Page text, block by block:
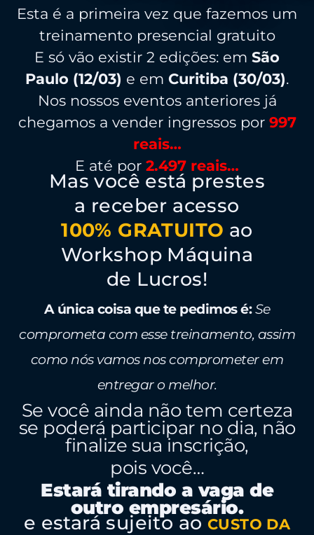
Esta é a primeira vez que fazemos um
treinamento presencial gratuito
E só vão existir 2 edições: em São
Paulo (12/03) e em Curitiba (30/03).
Nos nossos eventos anteriores já
chegamos a vender ingressos por 997
reais…
E até por 2.497 reais…
Mas você está prestes
a receber acesso
100% GRATUITO ao
Workshop Máquina
de Lucros!
A única coisa que te pedimos é: Se
comprometa com esse treinamento, assim
como nós vamos nos comprometer em
entregar o melhor.
Se você ainda não tem certeza
se poderá participar no dia, não
finalize sua inscrição,
pois você…
Estará tirando a vaga de
outro empresário.
e estará sujeito ao CUSTO DA